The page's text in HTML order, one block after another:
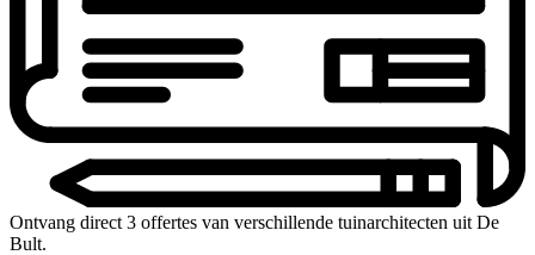
Ontvang direct 3 offertes van verschillende tuinarchitecten uit De
Bult.